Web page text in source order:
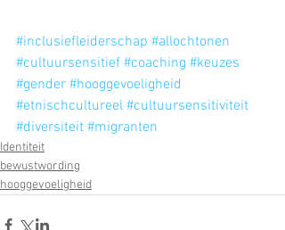
#inclusiefleiderschap #allochtonen
#cultuursensitief #coaching #keuzes
#gender #hooggevoeligheid
#etnischcultureel #cultuursensitiviteit
#diversiteit #migranten
Identiteit
bewustwording
hooggevoeligheid